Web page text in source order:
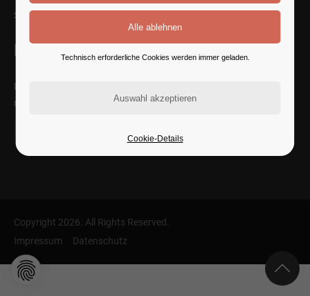
SEE ON MAP
Follow Us
It is a long established fact that a reader will be distracted by the
readable content of a page.
Copyright 2026. All Rights Reserved.
Impressum
Datenschutz
Technisch erforderliche Cookies werden immer geladen.
Cookie-Details